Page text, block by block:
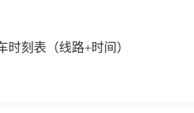
时刻表（线路+时间）